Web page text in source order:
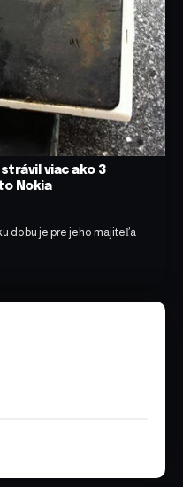
viac ako 3
Nokia
dobu je pre jeho majiteľa